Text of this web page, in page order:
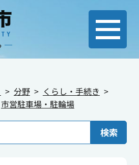
分野
くらし・手続き
市営駐車場・駐輪場
検索